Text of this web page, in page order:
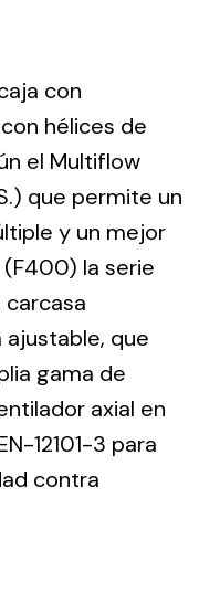
into the group
products for
para todo tipo
con
hélices de
el Multiflow
que permite un
y un mejor
(F400) la serie
que
gama de
axial en
12101-3 para
contra